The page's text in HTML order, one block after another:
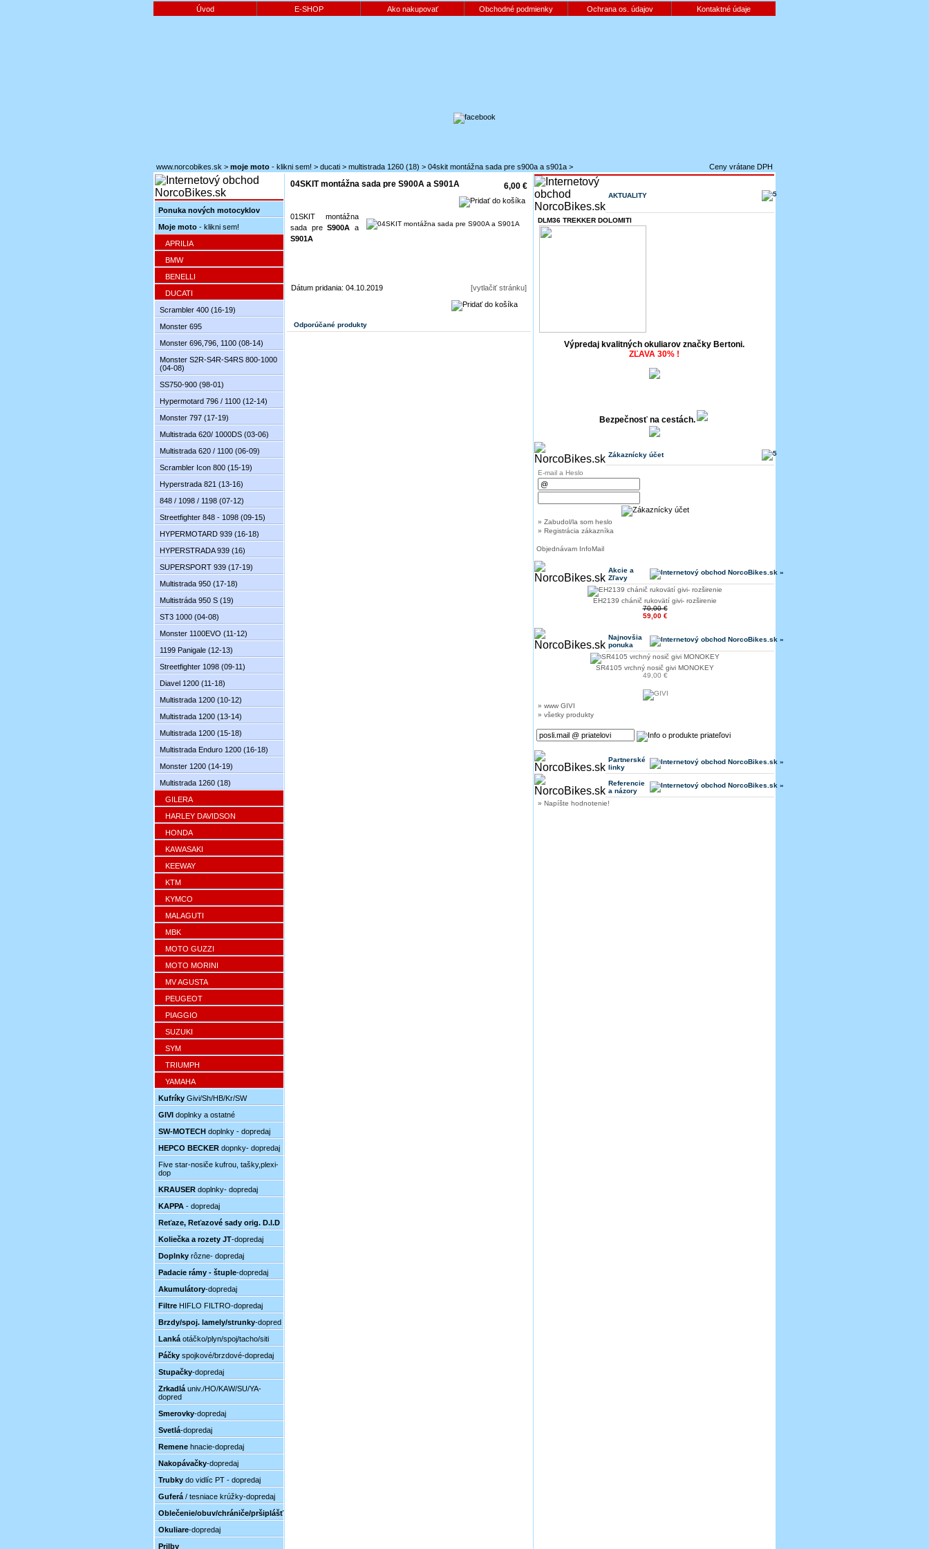
Úvod E-SHOP Ako nakupovať Obchodné podmienky Ochrana os. údajov Kontaktné údaje
www.norcobikes.sk > moje moto - klikni sem! > ducati > multistrada 1260 (18) > 04skit montážna sada pre s900a a s901a > Ceny vrátane DPH
Ponuka nových motocyklov
Moje moto - klikni sem!
APRILIA
BMW
BENELLI
DUCATI
Scrambler 400 (16-19)
Monster 695
Monster 696,796, 1100 (08-14)
Monster S2R-S4R-S4RS 800-1000
(04-08)
SS750-900 (98-01)
Hypermotard 796 / 1100 (12-14)
Monster 797 (17-19)
Multistrada 620/ 1000DS (03-06)
Multistrada 620 / 1100 (06-09)
Scrambler Icon 800 (15-19)
Hyperstrada 821 (13-16)
848 / 1098 / 1198 (07-12)
Streetfighter 848 - 1098 (09-15)
HYPERMOTARD 939 (16-18)
HYPERSTRADA 939 (16)
SUPERSPORT 939 (17-19)
Multistrada 950 (17-18)
Multistráda 950 S (19)
ST3 1000 (04-08)
Monster 1100EVO (11-12)
1199 Panigale (12-13)
Streetfighter 1098 (09-11)
Diavel 1200 (11-18)
Multistrada 1200 (10-12)
Multistrada 1200 (13-14)
Multistrada 1200 (15-18)
Multistrada Enduro 1200 (16-18)
Monster 1200 (14-19)
Multistrada 1260 (18)
GILERA
HARLEY DAVIDSON
HONDA
KAWASAKI
KEEWAY
KTM
KYMCO
MALAGUTI
MBK
MOTO GUZZI
MOTO MORINI
MV AGUSTA
PEUGEOT
PIAGGIO
SUZUKI
SYM
TRIUMPH
YAMAHA
Kufríky Givi/Sh/HB/Kr/SW
GIVI doplnky a ostatné
SW-MOTECH doplnky - dopredaj
HEPCO BECKER dopnky- dopredaj
Five star-nosiče kufrou, tašky,plexi-
dop
KRAUSER doplnky- dopredaj
KAPPA - dopredaj
Reťaze, Reťazové sady orig. D.I.D
Koliečka a rozety JT-dopredaj
Doplnky rôzne- dopredaj
Padacie rámy - štuple-dopredaj
Akumulátory-dopredaj
Filtre HIFLO FILTRO-dopredaj
Brzdy/spoj. lamely/strunky-dopred
Lanká otáčko/plyn/spoj/tacho/siti
Páčky spojkové/brzdové-dopredaj
Stupačky-dopredaj
Zrkadlá univ./HO/KAW/SU/YA-
dopred
Smerovky-dopredaj
Svetlá-dopredaj
Remene hnacie-dopredaj
Nakopávačky-dopredaj
Trubky do vidlíc PT - dopredaj
Guferá / tesniace krúžky-dopredaj
Oblečenie/obuv/chrániče/pršiplášť
Okuliare-dopredaj
Prilby
04SKIT montážna sada pre S900A a S901A 6,00 €
01SKIT montážna
sada preS900A a
S901A
Dátum pridania: 04.10.2019 [vytlačiť stránku]
Odporúčané produkty
AKTUALITY
DLM36 TREKKER DOLOMITI
Výpredaj kvalitných okuliarov značky Bertoni.
ZĽAVA 30% !
Bezpečnosť na cestách.
Zákaznícky účet
E-mail a Heslo
» Zabudol/la som heslo
» Registrácia zákazníka
Objednávam InfoMail
Akcie a
Zľavy
EH2139 chánič rukovätí givi- rozširenie
70,00 €
59,00 €
Najnovšia
ponuka
SR4105 vrchný nosič givi MONOKEY
49,00 €
» www GIVI
» všetky produkty
Partnerské
linky
Referencie
a názory
» Napíšte hodnotenie!